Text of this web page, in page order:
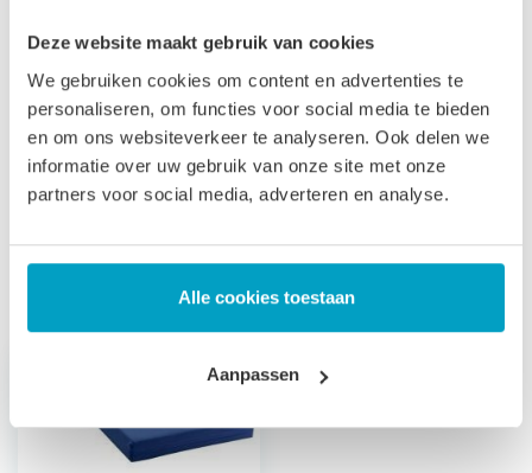
Deze website maakt gebruik van cookies
We gebruiken cookies om content en advertenties te
personaliseren, om functies voor social media te bieden
en om ons websiteverkeer te analyseren. Ook delen we
informatie over uw gebruik van onze site met onze
partners voor social media, adverteren en analyse.
Alle cookies toestaan
Aanpassen
Let op , door het flexibele materiaal, kunnen matrassen tot
2% afwijken in afmeting. Maatwerk matrassen zijn niet
direct leverbaar, de productie kost 3-4 weken tijd. Voor onze
voorwaarden betreft maatwerk matrassen verwijzen wij u
naar onze
algemene voorwaarden
Gerelateerde producten